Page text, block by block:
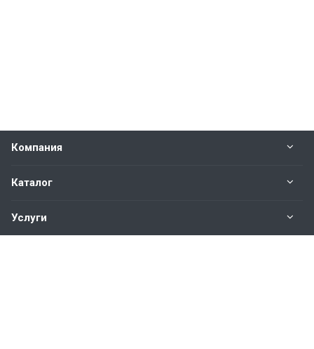
Компания
Каталог
Услуги